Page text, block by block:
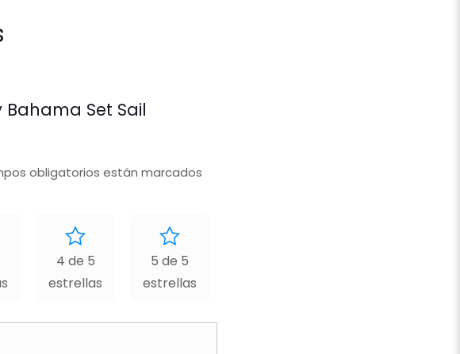
Set Sail
obligatorios están marcados
4 de 5
estrellas
5 de 5
estrellas